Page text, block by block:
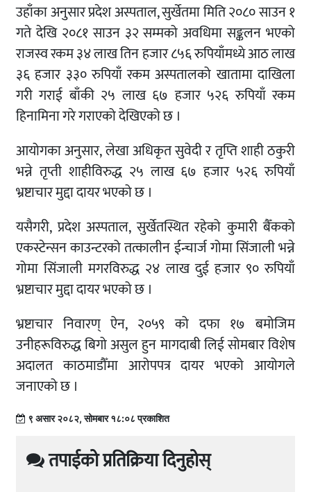
उहाँका अनुसार प्रदेश अस्पताल, सुर्खेतमा मिति २०८० साउन १
गते देखि २०८१ साउन ३२ सम्मको अवधिमा सङ्कलन भएको
राजस्व रकम ३४ लाख तिन हजार ८५६ रुपियाँमध्ये आठ लाख
३६ हजार ३३० रुपियाँ रकम अस्पतालको खातामा दाखिला
गरी गराई बाँकी २५ लाख ६७ हजार ५२६ रुपियाँ रकम
हिनामिना गरे गराएको देखिएको छ ।
आयोगका अनुसार, लेखा अधिकृत सुवेदी र तृप्ति शाही ठकुरी
भन्ने तृप्ती शाहीविरुद्ध २५ लाख ६७ हजार ५२६ रुपियाँ
भ्रष्टाचार मुद्दा दायर भएको छ ।
यसैगरी, प्रदेश अस्पताल, सुर्खेतस्थित रहेको कुमारी बैँकको
एकस्टेन्सन काउन्टरको तत्कालीन ईन्चार्ज गोमा सिंजाली भन्ने
गोमा सिंजाली मगरविरुद्ध २४ लाख दुई हजार ९० रुपियाँ
भ्रष्टाचार मुद्दा दायर भएको छ ।
भ्रष्टाचार निवारण् ऐन, २०५९ को दफा १७ बमोजिम
उनीहरूविरुद्ध बिगो असुल हुन मागदाबी लिई सोमबार विशेष
अदालत काठमाडौँमा आरोपपत्र दायर भएको आयोगले
जनाएको छ ।
९ असार २०८२, सोमबार १८:०८ प्रकाशित
तपाईको प्रतिक्रिया दिनुहोस्